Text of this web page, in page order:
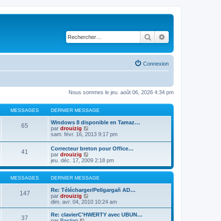
Rechercher
Connexion
Nous sommes le jeu. août 06, 2026 4:34 pm
MESSAGES DERNIER MESSAGE
65
Windows 8 disponible en Tamaz…
par drouizig
o
u
l
t
e
r
l
d
e
r
n
i
sam. févr. 16, 2013 9:17 pm
41
Correcteur breton pour Office…
par drouizig
o
n
s
u
l
t
r
l
e
jeu. déc. 17, 2009 2:18 pm
MESSAGES DERNIER MESSAGE
147
Re: Télécharger/Pellgargañ AD…
par drouizig
o
n
s
dim. avr. 04, 2010 10:24 am
37
Re: clavierC'HWERTY avec UBUN…